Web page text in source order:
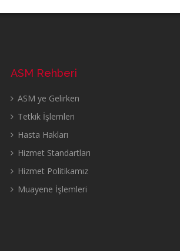
ASM Rehberi
ASM ye Gelirken
Tetkik İşlemleri
Hasta Hakları
Hizmet Standartları
Hizmet Politikamız
Muayene İşlemleri